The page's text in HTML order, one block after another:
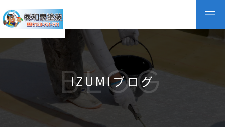
IZUMIブログ
BLOG